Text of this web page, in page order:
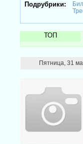
Подрубрики:
ТОП
Пятница, 31